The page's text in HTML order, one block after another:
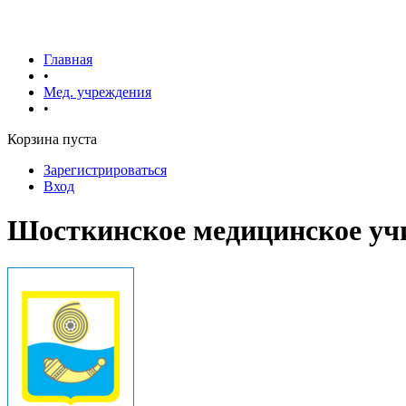
Главная
•
Мед. учреждения
•
Корзина пуста
Зарегистрироваться
Вход
Шосткинское медицинское